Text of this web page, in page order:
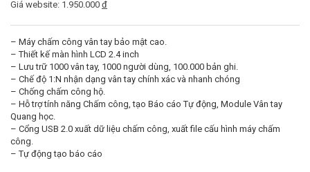
Giá website: 1.950.000 đ
– Máy chấm công vân tay bảo mật cao.
– Thiết kế màn hình LCD 2.4 inch
– Lưu trữ 1000 vân tay, 1000 người dùng, 100.000 bản ghi.
– Chế độ 1:N nhận dạng vân tay chính xác và nhanh chóng
– Chống chấm công hộ.
– Hỗ trợ tính năng Chấm công, tạo Báo cáo Tự động, Module Vân tay
Quang học.
– Cổng USB 2.0 xuất dữ liệu chấm công, xuất file cấu hình máy chấm
công.
– Tự động tạo báo cáo